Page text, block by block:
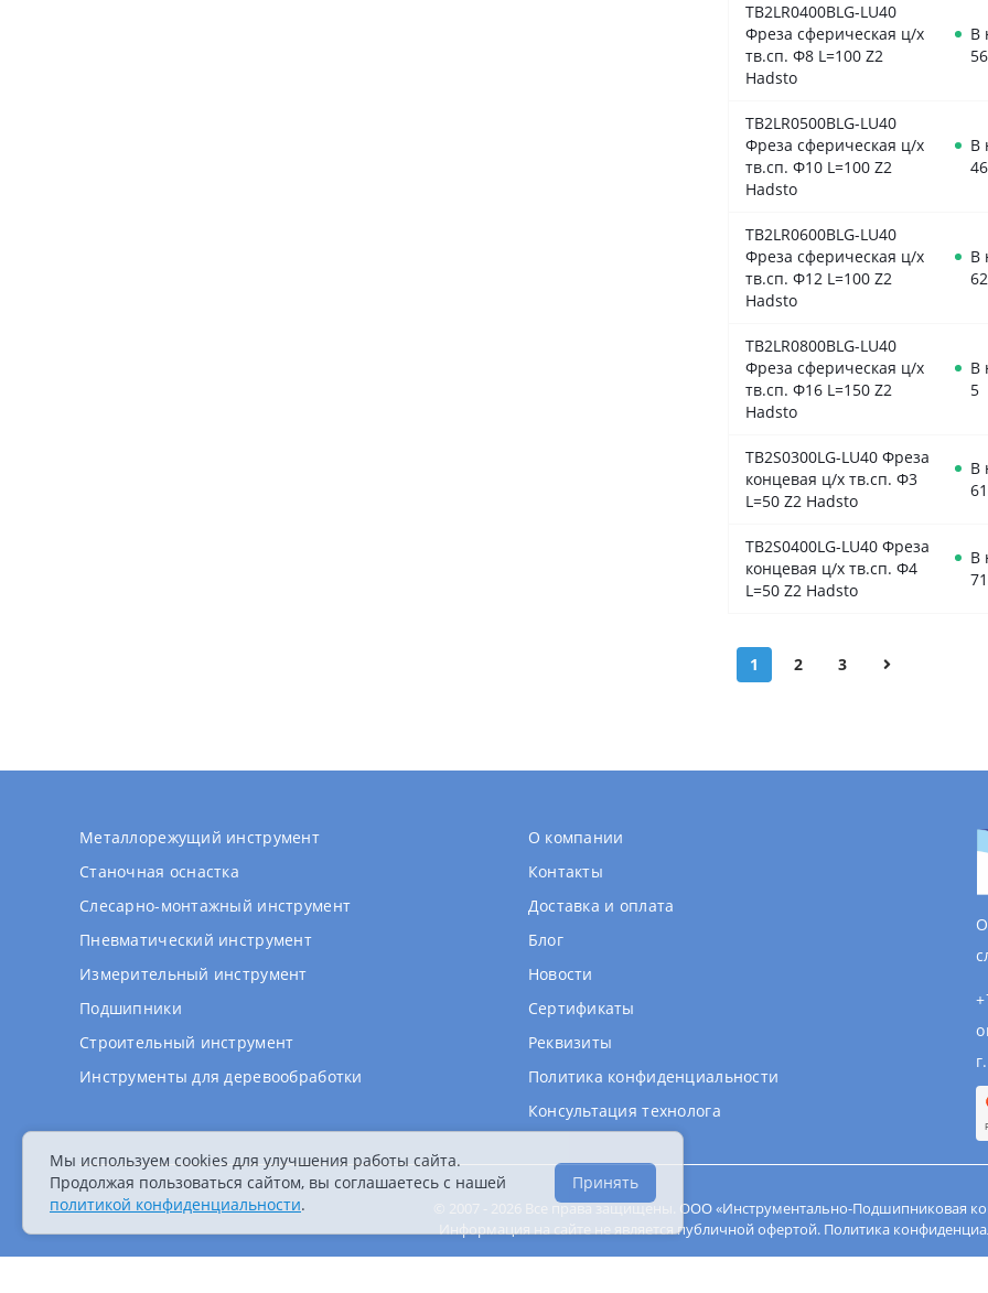
TB2LR0400BLG-LU40
Фреза сферическая ц/х
тв.сп. Ф8 L=100 Z2
Hadsto
В
56
TB2LR0500BLG-LU40
Фреза сферическая ц/х
тв.сп. Ф10 L=100 Z2
Hadsto
В
46
TB2LR0600BLG-LU40
Фреза сферическая ц/х
тв.сп. Ф12 L=100 Z2
Hadsto
В
62
TB2LR0800BLG-LU40
Фреза сферическая ц/х
тв.сп. Ф16 L=150 Z2
Hadsto
В
5
TB2S0300LG-LU40 Фреза
концевая ц/х тв.сп. Ф3
L=50 Z2 Hadsto
В
61
TB2S0400LG-LU40 Фреза
концевая ц/х тв.сп. Ф4
L=50 Z2 Hadsto
В
71
1 2 3
Металлорежущий инструмент
Станочная оснастка
Слесарно-монтажный инструмент
Пневматический инструмент
Измерительный инструмент
Подшипники
Строительный инструмент
Инструменты для деревообработки
О компании
Контакты
Доставка и оплата
Блог
Новости
Сертификаты
Реквизиты
Политика конфиденциальности
Консультация технолога
© 2007 - 2026 Все права защищены. ООО «Инструментально-Подшипниковая
Информация на сайте не является публичной офертой. Политика
Мы используем cookies для улучшения работы сайта.
Продолжая пользоваться сайтом, вы соглашаетесь с нашей
политикой конфиденциальности.
Принять